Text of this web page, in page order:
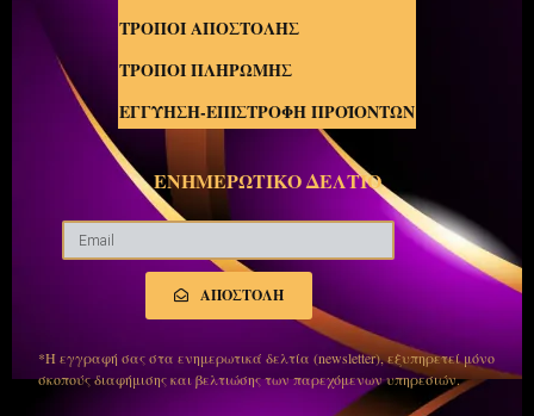
ΤΡΟΠΟΙ ΑΠΟΣΤΟΛΗΣ
ΤΡΟΠΟΙ ΠΛΗΡΩΜΗΣ
ΕΓΓΥΗΣΗ-ΕΠΙΣΤΡΟΦΗ ΠΡΟΪΟΝΤΩΝ
ΕΝΗΜΕΡΩΤΙΚΟ ΔΕΛΤΙΟ
ΑΠΟΣΤΟΛΗ
*Η εγγραφή σας στα ενημερωτικά δελτία (newsletter), εξυπηρετεί μόνο
σκοπούς διαφήμισης και βελτιώσης των παρεχόμενων υπηρεσιών.